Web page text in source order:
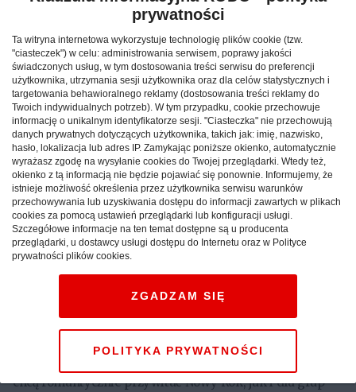
3.Kulig, ognisko, muzyka i góralska
gościnność
Nic nie oddaje klimatu Tatr tak dobrze jak kulig z
pochodniami przez zimowe lasy, zakończony ogniskiem,
gorącą herbatą „z prądem” i śpiewem przy
akompaniamencie gitary lub kapeli góralskiej. Takie
atrakcje to nie tylko zabawa, ale i doświadczenie kultury
regionu. Górale słyną z gościnności, dobrej kuchni i
umiejętności organizowania wyjątkowych imprez.
4.Idealne miejsce dla każdego
miejscowości jak Małe Ciche czy Murzasichle, idealne na
lokalizacje z klubami, karczmami i koncertami w
chcą romantycznie przywitać Nowy Rok, jak i dla grup
prywatności
Ta witryna internetowa wykorzystuje technologię plików cookie (tzw.
"ciasteczek") w celu: administrowania serwisem, poprawy jakości
świadczonych usług, w tym dostosowania treści serwisu do preferencji
użytkownika, utrzymania sesji użytkownika oraz dla celów statystycznych i
targetowania behawioralnego reklamy (dostosowania treści reklamy do
Twoich indywidualnych potrzeb). W tym przypadku, cookie przechowuje
informację o unikalnym identyfikatorze sesji. "Ciasteczka" nie przechowują
danych prywatnych dotyczących użytkownika, takich jak: imię, nazwisko,
hasło, lokalizacja lub adres IP. Zamykając poniższe okienko, automatycznie
wyrażasz zgodę na wysyłanie cookies do Twojej przeglądarki. Wtedy też,
okienko z tą informacją nie będzie pojawiać się ponownie. Informujemy, że
istnieje możliwość określenia przez użytkownika serwisu warunków
przechowywania lub uzyskiwania dostępu do informacji zawartych w plikach
cookies za pomocą ustawień przeglądarki lub konfiguracji usługi.
Szczegółowe informacje na ten temat dostępne są u producenta
przeglądarki, u dostawcy usługi dostępu do Internetu oraz w Polityce
prywatności plików cookies.
POLITYKA PRYWATNOŚCI
ZGADZAM SIĘ